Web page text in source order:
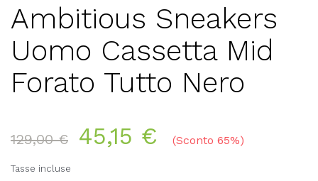
Ambitious Sneakers
Uomo Cassetta Mid
Forato Tutto Nero
129,00 € 45,15 € Sconto 65%
Tasse incluse